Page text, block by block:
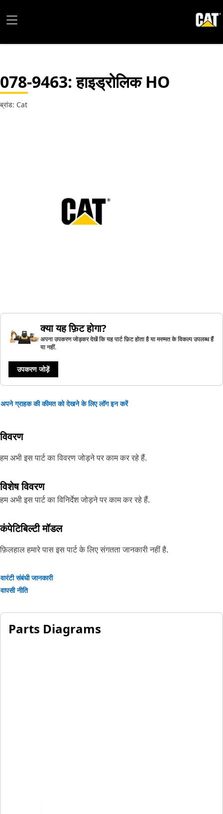
078-9463: हाइड्रोलिक HO
ब्रांड: Cat
क्या यह फ़िट होगा?
अपना उपकरण जोड़कर देखें कि यह पार्ट फ़िट होता है या मरम्मत के विकल्प उपलब्ध हैं
या नहीं.
उपकरण जोड़ें
अपने ग्राहक की कीमत को देखने के लिए लॉग इन करें
विवरण
हम अभी इस पार्ट का विवरण जोड़ने पर काम कर रहे हैं.
विशेष विवरण
हम अभी इस पार्ट का विनिर्देश जोड़ने पर काम कर रहे हैं.
कंपेटिबिल्टी मॉडल
फ़िलहाल हमारे पास इस पार्ट के लिए संगतता जानकारी नहीं है.
वारंटी संबंधी जानकारी
वापसी नीति
Parts Diagrams